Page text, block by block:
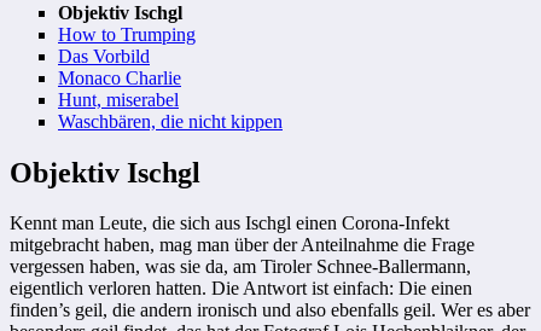
Objektiv Ischgl
How to Trumping
Das Vorbild
Monaco Charlie
Hunt, miserabel
Waschbären, die nicht kippen
Objektiv Ischgl
Kennt man Leute, die sich aus Ischgl einen Corona-Infekt
mitgebracht haben, mag man über der Anteilnahme die Frage
vergessen haben, was sie da, am Tiroler Schnee-Ballermann,
eigentlich verloren hatten. Die Antwort ist einfach: Die einen
finden’s geil, die andern ironisch und also ebenfalls geil. Wer es aber